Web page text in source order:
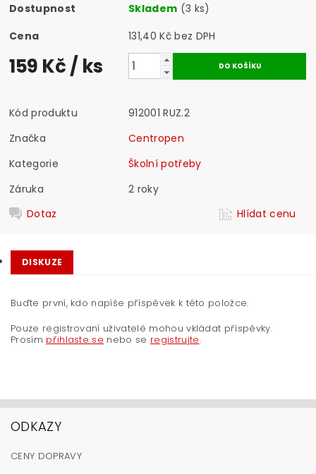
Dostupnost Skladem (3 ks)
Cena
131,40 Kč bez DPH
159 Kč/ ks
Kód produktu
912001 RUZ.2
Značka
Centropen
Kategorie
Školní potřeby
Záruka
2 roky
Dotaz
Hlídat cenu
DISKUZE
Buďte první, kdo napíše příspěvek k této položce.
Pouze registrovaní uživatelé mohou vkládat příspěvky.
Prosím přihlaste se nebo se registrujte.
ODKAZY
CENY DOPRAVY